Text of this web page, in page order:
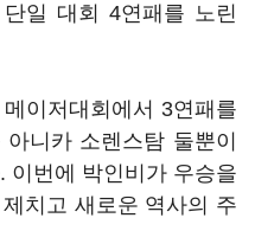
일 대회 4연패를 노린
이저대회에서 3연패를
니카 소렌스탐 둘뿐이
이번에 박인비가 우승을
치고 새로운 역사의 주